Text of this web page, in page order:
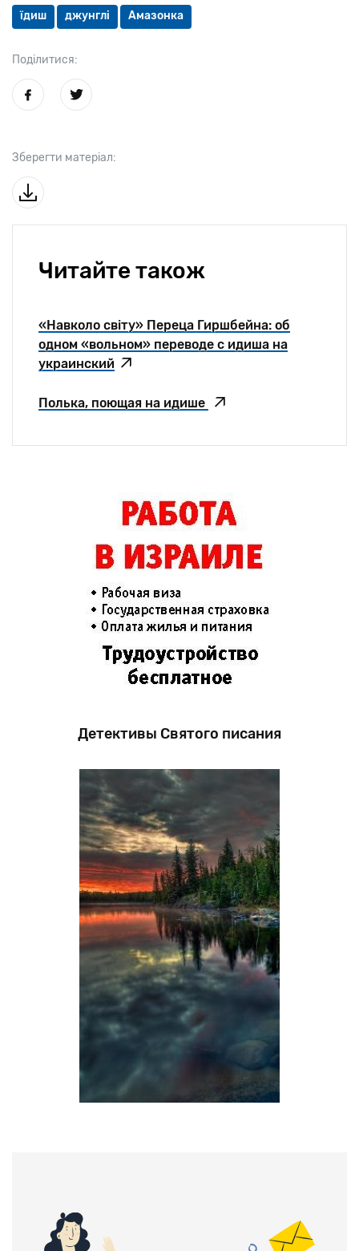
їдиш джунглі Амазонка
Поділитися:
Зберегти матеріал:
Читайте також
«Навколо свiту» Переца Гиршбейна: об
одном «вольном» переводе с идиша на
украинский
Полька, поющая на идише
Детективы Святого писания